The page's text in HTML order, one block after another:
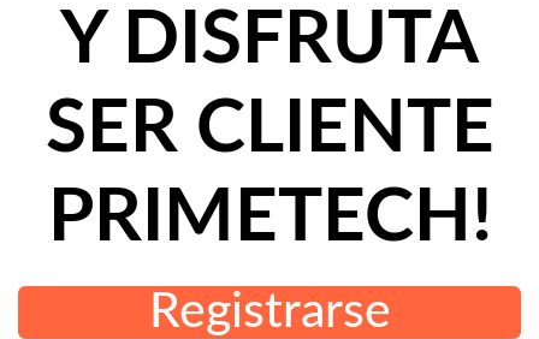
Y DISFRUTA
SER CLIENTE
PRIMETECH!
Registrarse